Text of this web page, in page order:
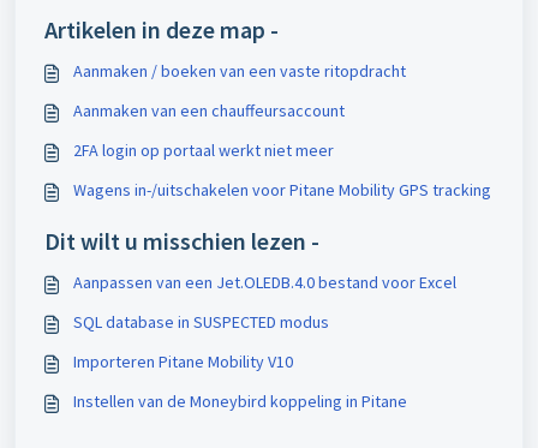
Artikelen in deze map -
Aanmaken / boeken van een vaste ritopdracht
Aanmaken van een chauffeursaccount
2FA login op portaal werkt niet meer
Wagens in-/uitschakelen voor Pitane Mobility GPS tracking
Dit wilt u misschien lezen -
Aanpassen van een Jet.OLEDB.4.0 bestand voor Excel
SQL database in SUSPECTED modus
Importeren Pitane Mobility V10
Instellen van de Moneybird koppeling in Pitane